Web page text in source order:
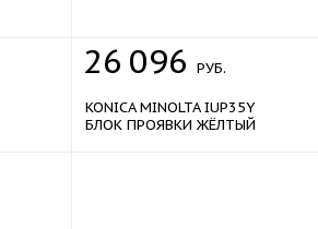
26 096 РУБ.
KONICA MINOLTA IUP35Y
БЛОК ПРОЯВКИ ЖЁЛТЫЙ